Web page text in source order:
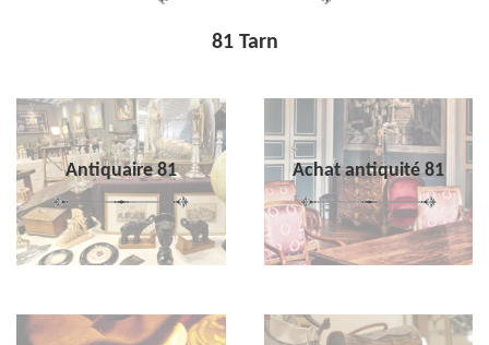
81 Tarn
Antiquaire 81 Achat antiquité 81